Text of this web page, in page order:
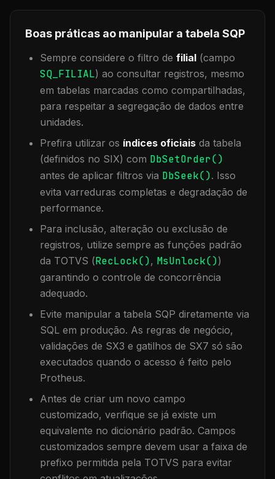
Boas práticas ao manipular a tabela SQP
Sempre considere o filtro de filial (campo
SQ_FILIAL) ao consultar registros, mesmo
em tabelas marcadas como compartilhadas,
para respeitar a segregação de dados entre
unidades.
Prefira utilizar os índices oficiais da tabela
(definidos no SIX) com DbSetOrder()
antes de aplicar filtros via DbSeek(). Isso
evita varreduras completas e degradação de
performance.
Para inclusão, alteração ou exclusão de
registros, utilize sempre as funções padrão
da TOTVS (RecLock(), MsUnlock())
garantindo o controle de concorrência
adequado.
Evite manipular a tabela SQP diretamente via
SQL em produção. As regras de negócio,
validações de SX3 e gatilhos de SX7 só são
executados quando o acesso é feito pelo
Protheus.
Antes de criar um novo campo
customizado, verifique se já existe um
equivalente no dicionário padrão. Campos
customizados sempre devem usar a faixa de
prefixo permitida pela TOTVS para evitar